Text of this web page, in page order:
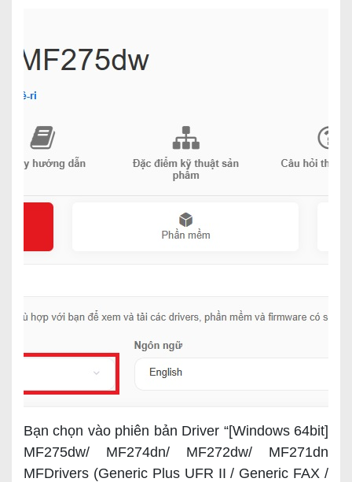
Bạn chọn vào phiên bản Driver “[Windows 64bit]
MF275dw/ MF274dn/ MF272dw/ MF271dn
MFDrivers (Generic Plus UFR II / Generic FAX /